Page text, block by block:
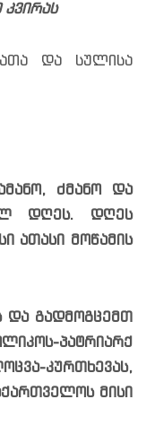
და სულისა
ძმანო და
დღეს. დღეს
ათასი მოწამის
და გადმოგცემთ
პატრიარქ
კურთხევას,
მისი